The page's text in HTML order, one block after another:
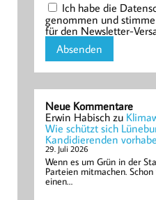
Ich habe die
genommen und
für den Newsletter-
Neue Kommentare
Erwin Habisch zu
Wie schützt sich
Kandidierenden
29. Juli 2026
Wenn es um Grün in der
Parteien mitmachen.
einen…